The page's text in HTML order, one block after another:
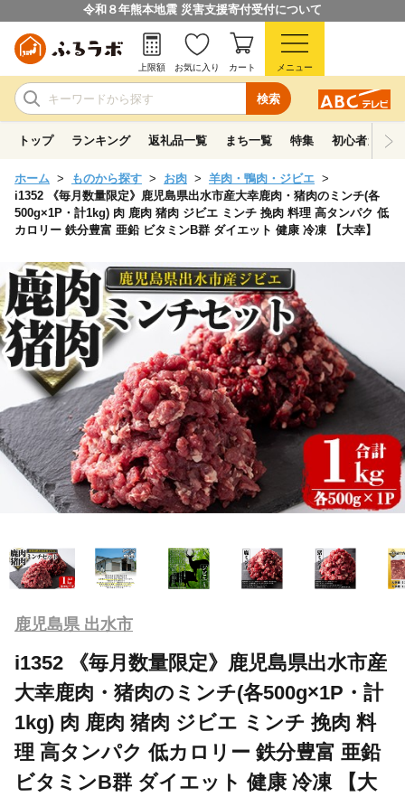
令和８年熊本地震 災害支援寄付受付について
検索
上限額 お気に入り カート メニュー
トップ ランキング 返礼品一覧 まち一覧 特集 初心者ガイド
ホーム ものから探す お肉
羊肉・鴨肉・ジビエ
i1352 《毎月数量限定》鹿児島県出水市産大幸鹿肉・猪肉のミンチ(各
500g×1P・計1kg) 肉 鹿肉 猪肉 ジビエ ミンチ 挽肉 料理 高タンパク 低
カロリー 鉄分豊富 亜鉛 ビタミンB群 ダイエット 健康 冷凍 【大幸】
鹿児島県 出水市
i1352 《毎月数量限定》鹿児島県出水市産
大幸鹿肉・猪肉のミンチ(各500g×1P・計
1kg) 肉 鹿肉 猪肉 ジビエ ミンチ 挽肉 料
理 高タンパク 低カロリー 鉄分豊富 亜鉛
ビタミンB群 ダイエット 健康 冷凍 【大